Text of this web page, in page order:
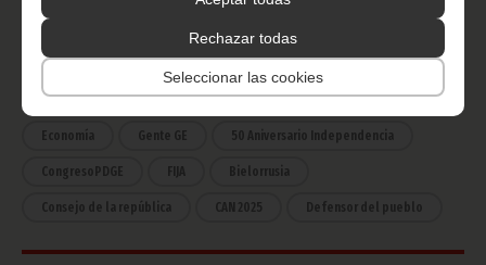
Rechazar todas
Seleccionar las cookies
Noticias Gobierno
Presidencia
África
Deportes Vicepresidencia
COVID-19 Cultura Estadísticas CAN 2015
Economía Gente GE 50 Aniversario Independencia
CongresoPDGE FIJA Bielorrusia
Consejo de la república CAN 2025 Defensor del pueblo